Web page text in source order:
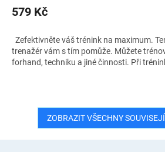
579 Kč
Zefektivněte váš trénink na maximum.
trenažér vám s tím pomůže. Můžete
forhand, techniku a jiné činnosti. Při
ZOBRAZIT VŠECHNY